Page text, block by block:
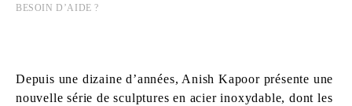
BESOIN D’AIDE ?
Depuis une dizaine d’années, Anish Kapoor présente une
nouvelle série de sculptures en acier inoxydable, dont les